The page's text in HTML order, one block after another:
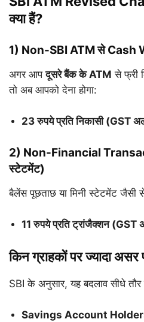
क्या हैं?
1) Non-SBI ATM से Cash
अगर आपदूसरे बैंक के ATM से फ्री
तो अब आपको देना होगा:
23 रुपये प्रति निकासी (GST
2) Non-Financial
स्टेटमेंट)
बैलेंस पूछताछ या मिनी स्टेटमेंट जैसी
11 रुपये प्रति ट्रांजैक्शन (GST
किन ग्राहकों पर ज्यादा असर
SBI के अनुसार, यह बदलाव सीधे
Savings Account